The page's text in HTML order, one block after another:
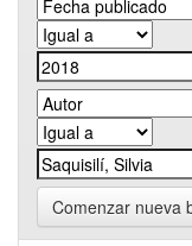
Comenzar nueva